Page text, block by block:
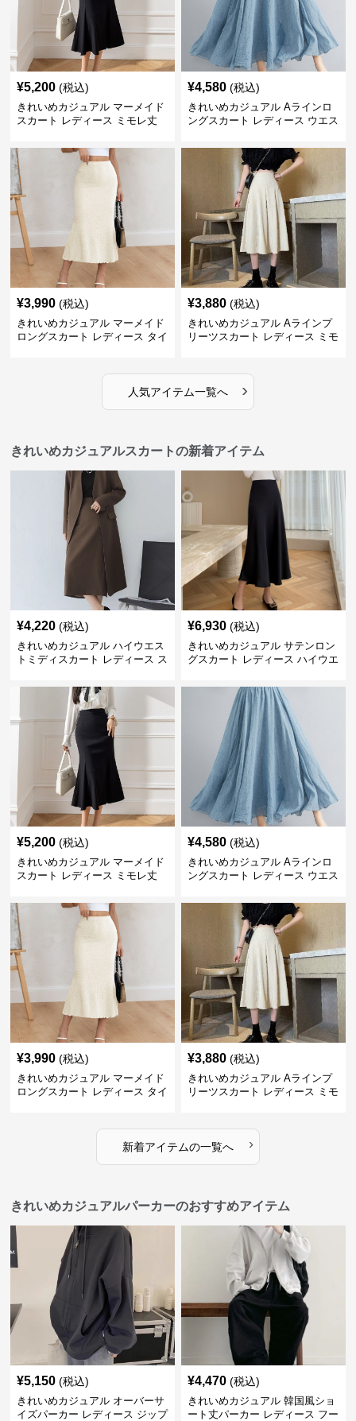
¥5,200 (税込)
きれいめカジュアル マーメイド
スカート レディース ミモレ丈
美シルエット 上品 エレガント
¥4,580 (税込)
きれいめカジュアル Aラインロ
ングスカート レディース ウエス
イズ ナチュラル エスニック風
フレアシルエット
¥3,990 (税込)
きれいめカジュアル マーメイド
ロングスカート レディース タイ
¥3,880 (税込)
きれいめカジュアル Aラインプ
リーツスカート レディース ミモ
人気アイテム一覧へ ›
きれいめカジュアルスカートの新着アイテム
¥4,220 (税込)
きれいめカジュアル ハイウエス
トミディスカート レディース ス
勤 きれいめ
¥6,930 (税込)
きれいめカジュアル サテンロン
グスカート レディース ハイウエ
ルエット オールシーズン
¥5,200 (税込)
きれいめカジュアル マーメイド
スカート レディース ミモレ丈
美シルエット 上品 エレガント
¥4,580 (税込)
きれいめカジュアル Aラインロ
ングスカート レディース ウエス
イズ ナチュラル エスニック風
フレアシルエット
¥3,990 (税込)
きれいめカジュアル マーメイド
ロングスカート レディース タイ
¥3,880 (税込)
きれいめカジュアル Aラインプ
リーツスカート レディース ミモ
新着アイテムの一覧へ ›
きれいめカジュアルパーカーのおすすめアイテム
¥5,150 (税込)
きれいめカジュアル オーバーサ
イズパーカー レディース ジップ
¥4,470 (税込)
きれいめカジュアル 韓国風ショ
ート丈パーカー レディース フー